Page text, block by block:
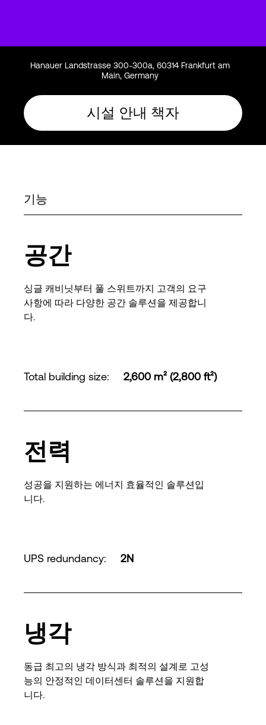
Hanauer Landstrasse 300-300a, 60314 Frankfurt am
Main, Germany
시설 안내 책자
기능
공간
싱글 캐비닛부터 풀 스위트까지 고객의 요구
사항에 따라 다양한 공간 솔루션을 제공합니
다.
Total building size: 2,600 m² (2,800 ft²)
전력
성공을 지원하는 에너지 효율적인 솔루션입
니다.
UPS redundancy: 2N
냉각
동급 최고의 냉각 방식과 최적의 설계로 고성
능의 안정적인 데이터센터 솔루션을 지원합
니다.